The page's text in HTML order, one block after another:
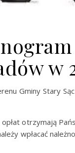
w
Gminy Stary
otrzymają
wpłacać